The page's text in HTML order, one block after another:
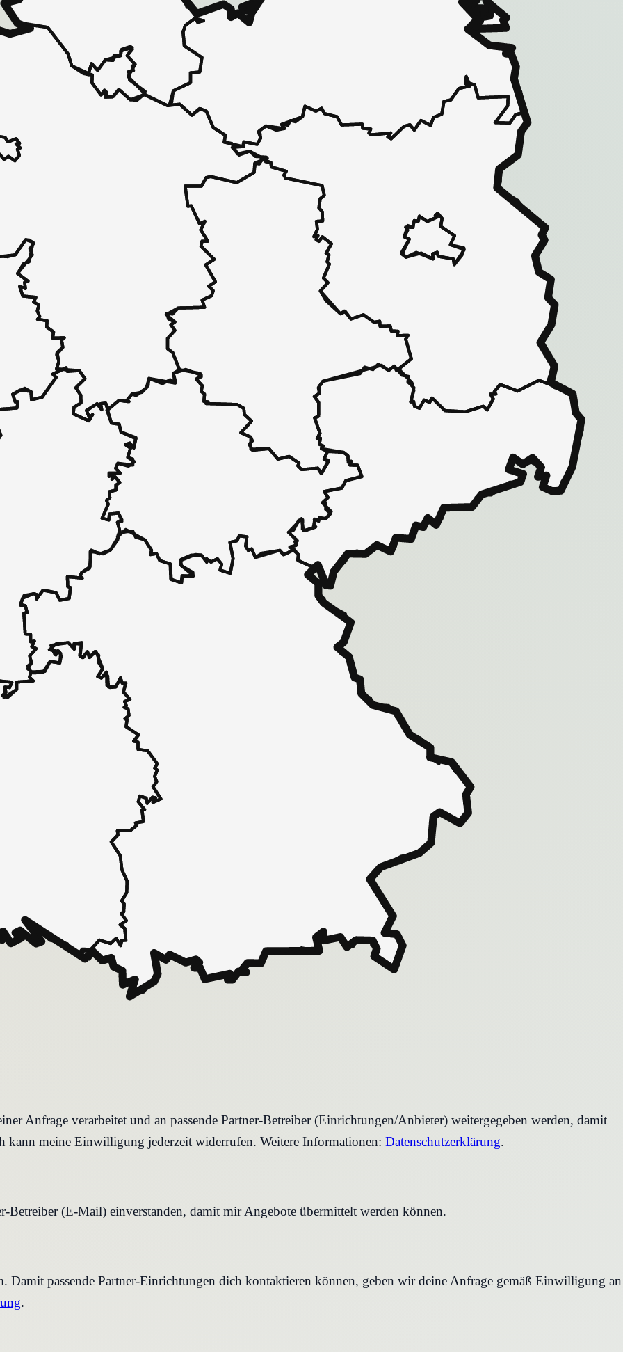
in 30 Sekunden zu einem Pflegeplatz
bei Ihnen.
Anfrage verarbeitet und an passende Partner-Betreiber (Einrichtungen/Anbieter) weitergegeben werden, damit
kann meine Einwilligung jederzeit widerrufen. Weitere Informationen: Datenschutzerklärung.
Betreiber (E-Mail) einverstanden, damit mir Angebote übermittelt werden können.
passende Partner-Einrichtungen dich kontaktieren können, geben wir deine Anfrage gemäß Einwilligung an
.